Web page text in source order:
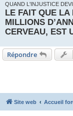
QUAND L'INJUSTICE
LE FAIT QUE LA
MILLIONS
CERVEAU, EST
Répondre
Site web Accueil